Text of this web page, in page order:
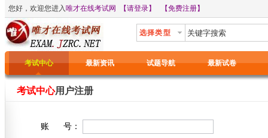
您好，欢迎您进入唯才在线考试网 【请登录】 【免费注册】
选择类型
考试中心 最新资讯 试题导航 最新试卷
考试中心用户注册
账 号：